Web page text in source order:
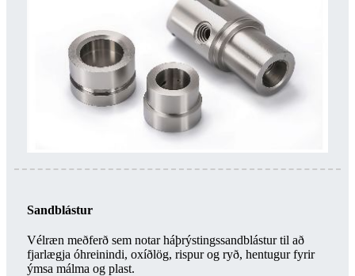
Sandblástur
Vélræn meðferð sem notar háþrýstingssandblástur til að
fjarlægja óhreinindi, oxíðlög, rispur og ryð, hentugur fyrir
ýmsa málma og plast.